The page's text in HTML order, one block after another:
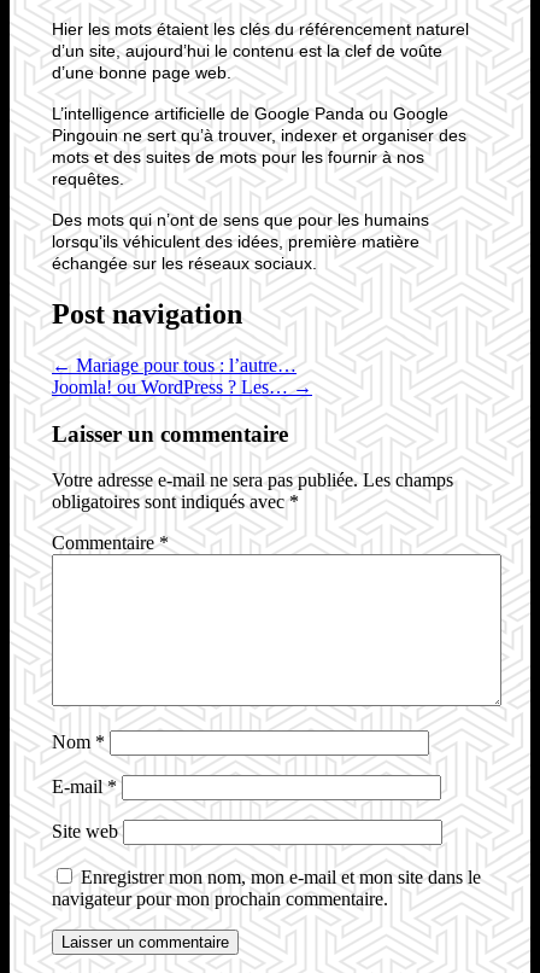
Hier les mots étaient les clés du référencement naturel
d’un site, aujourd’hui le contenu est la clef de voûte
d’une bonne page web.
L’intelligence artificielle de Google Panda ou Google
Pingouin ne sert qu’à trouver, indexer et organiser des
mots et des suites de mots pour les fournir à nos
requêtes.
Des mots qui n’ont de sens que pour les humains
lorsqu’ils véhiculent des idées, première matière
échangée sur les réseaux sociaux.
Post navigation
← Mariage pour tous : l’autre…
Joomla! ou WordPress ? Les…→
Laisser un commentaire
Votre adresse e-mail ne sera pas publiée. Les champs
obligatoires sont indiqués avec*
Commentaire*
Nom *
E-mail*
Site web
Enregistrer mon nom, mon e-mail et mon site dans le
navigateur pour mon prochain commentaire.